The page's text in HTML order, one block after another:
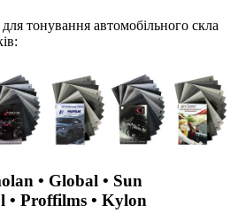
тонування автомобільного скла
• Global • Sun
• Proffilms • Kylon